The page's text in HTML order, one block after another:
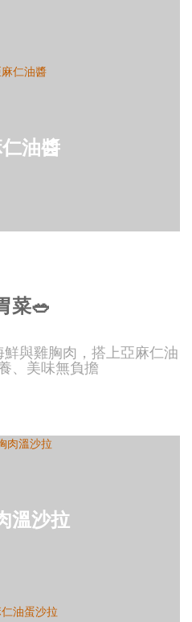
油醬
菜🥗
與雞胸肉，搭上亞麻仁油
、美味無負擔
溫沙拉